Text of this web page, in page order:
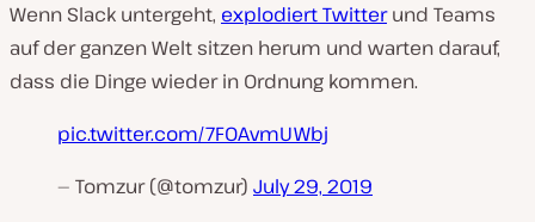
Wenn Slack untergeht, explodiert Twitterund Teams
auf der ganzen Welt sitzen herum und warten darauf,
dass die Dinge wieder in Ordnung kommen.
pic.twitter.com/7FOAvmUWbj
— Tomzur (@tomzur) July 29, 2019